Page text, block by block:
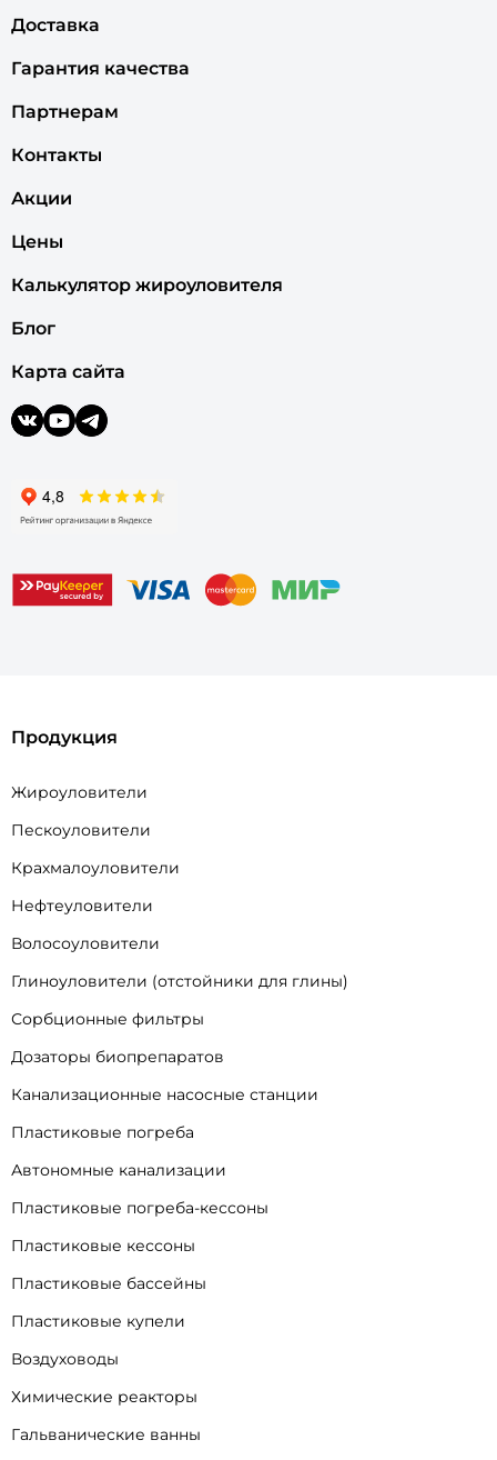
Доставка
Гарантия качества
Партнерам
Контакты
Акции
Цены
Калькулятор жироуловителя
Блог
Карта сайта
Продукция
Жироуловители
Пескоуловители
Крахмалоуловители
Нефтеуловители
Волосоуловители
Глиноуловители (отстойники для глины)
Сорбционные фильтры
Дозаторы биопрепаратов
Канализационные насосные станции
Пластиковые погреба
Автономные канализации
Пластиковые погреба-кессоны
Пластиковые кессоны
Пластиковые бассейны
Пластиковые купели
Воздуховоды
Химические реакторы
Гальванические ванны